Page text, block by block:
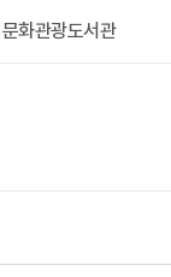
문화관광도서관